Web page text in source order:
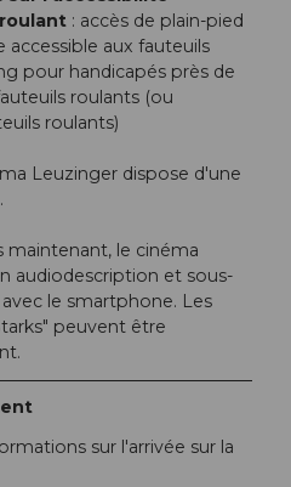
: accès de plain-pied
accessible aux fauteuils
pour handicapés près de
roulants (ou
roulants)
Leuzinger dispose d'une
maintenant, le cinéma
audiodescription et sous-
le smartphone. Les
peuvent être
sur l'arrivée sur la